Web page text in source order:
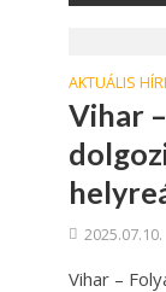
AKTUÁLIS
Vihar
2025.07.10.
Vihar –